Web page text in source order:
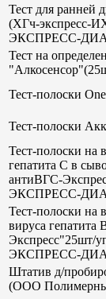
Тест для ранней
(ХГч-
ЭКСПРЕСС-
Тест на
Тест-полоски
Тест-полоски
Тест-полоски на
гепатита С в
антиВГС-
ЭКСПРЕСС-
Тест-полоски на
вируса
ЭКСПРЕСС-
Штатив д/
(ООО